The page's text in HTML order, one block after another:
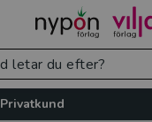
Privatkund